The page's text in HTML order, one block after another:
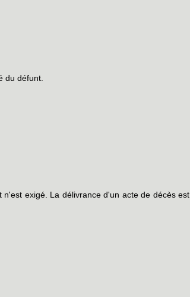
du défunt.
exigé. La délivrance d'un acte de décès est